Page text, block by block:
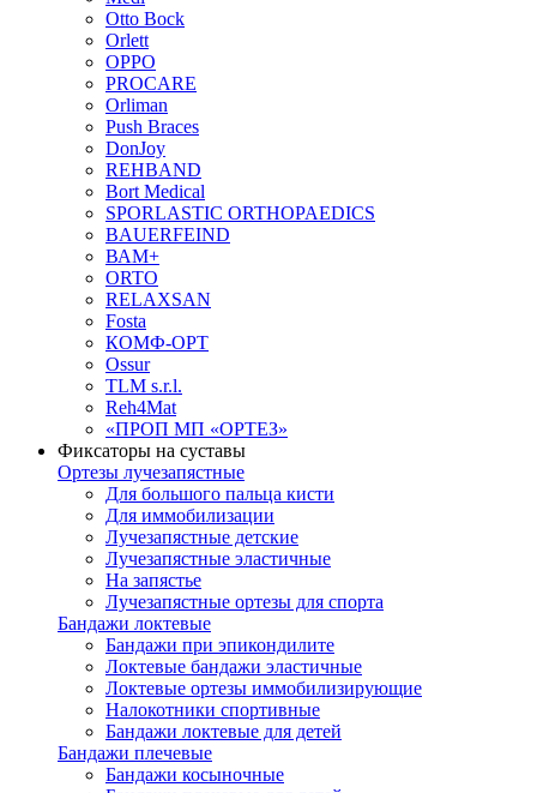
Otto Bock
Orlett
OPPO
PROCARE
Orliman
Push Braces
DonJoy
REHBAND
Bort Medical
SPORLASTIC ORTHOPAEDICS
BAUERFEIND
ВАМ+
ORTO
RELAXSAN
Fosta
КОМФ-ОРТ
Ossur
TLM s.r.l.
Reh4Mat
«ПРОП МП «ОРТЕЗ»
Фиксаторы на суставы
Ортезы лучезапястные
Для большого пальца кисти
Для иммобилизации
Лучезапястные детские
Лучезапястные эластичные
На запястье
Лучезапястные ортезы для спорта
Бандажи локтевые
Бандажи при эпикондилите
Локтевые бандажи эластичные
Локтевые ортезы иммобилизирующие
Налокотники спортивные
Бандажи локтевые для детей
Бандажи плечевые
Бандажи косыночные